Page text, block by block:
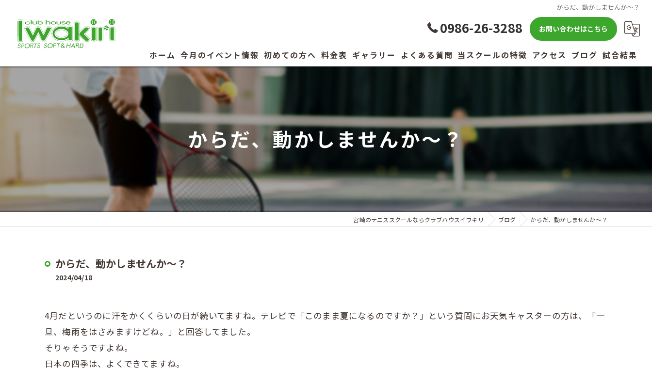
からだ、動かしませんか〜？
0986-26-3288 お問い合わせはこちら
ホーム 今月のイベント情報 初めての方へ 料金表 ギャラリー よくある質問 当スクールの特徴
小学生
中学生
社会人
アクセス ブログ 試合結果
からだ、動かしませんか〜？
宮崎のテニススクールならクラブハウスイワキリ ブログ からだ、動かしませんか〜？
からだ、動かしませんか〜？
2024/04/18
4月だというのに汗をかくくらいの日が続いてますね。テレビで「このまま夏になるのですか？」という質問にお天気キャスターの方は、「一
旦、梅雨をはさみますけどね。」と回答してました。
そりゃそうですよね。
日本の四季は、よくできてますね。